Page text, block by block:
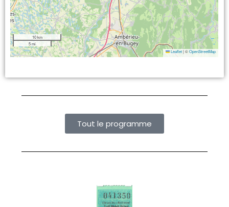
10 km
5 mi
Leaflet |©OpenStreetMap
Tout le programme